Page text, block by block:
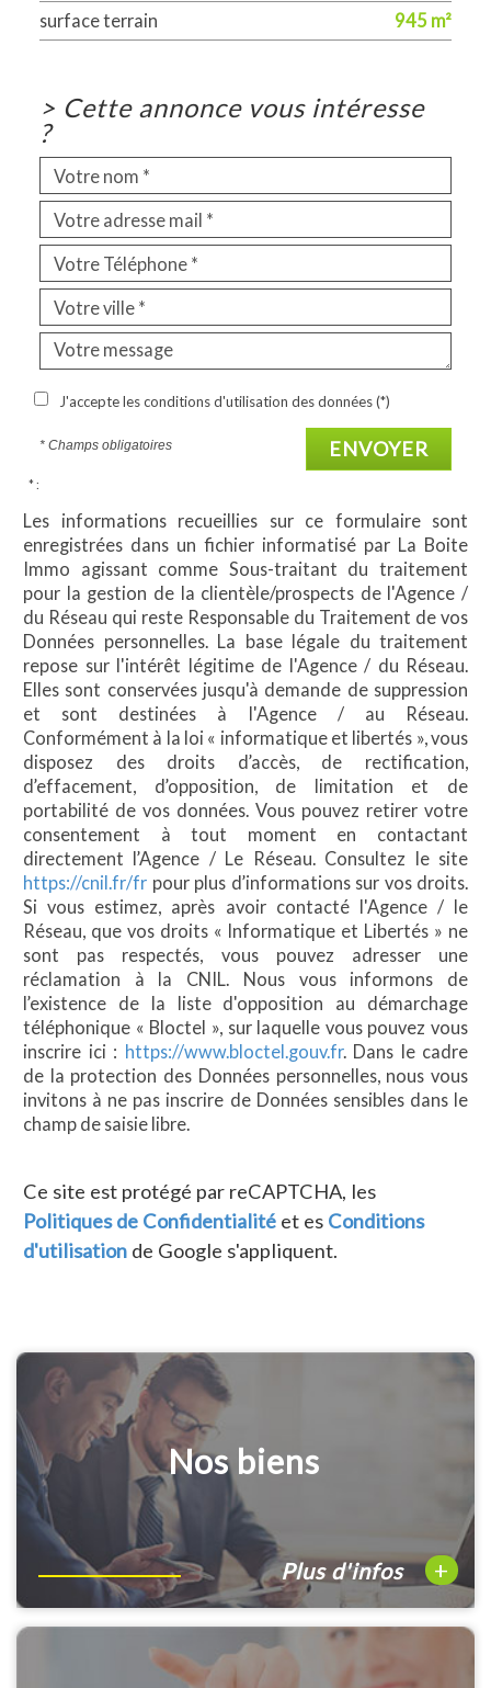
surface terrain 945 m²
> Cette annonce vous intéresse
?
J'accepte les conditions d'utilisation des données (*)
* Champs obligatoires ENVOYER
* :
Les informations recueillies sur ce formulaire sont
enregistrées dans un fichier informatisé par La Boite
Immo agissant comme Sous-traitant du traitement
pour la gestion de la clientèle/prospects de l'Agence /
du Réseau qui reste Responsable du Traitement de vos
Données personnelles. La base légale du traitement
repose sur l'intérêt légitime de l'Agence / du Réseau.
Elles sont conservées jusqu'à demande de suppression
et sont destinées à l'Agence / au Réseau.
Conformément à la loi « informatique et libertés », vous
disposez des droits d’accès, de rectification,
d’effacement, d’opposition, de limitation et de
portabilité de vos données. Vous pouvez retirer votre
consentement à tout moment en contactant
directement l’Agence / Le Réseau. Consultez le site
https://cnil.fr/fr pour plus d’informations sur vos droits.
Si vous estimez, après avoir contacté l'Agence / le
Réseau, que vos droits « Informatique et Libertés » ne
sont pas respectés, vous pouvez adresser une
réclamation à la CNIL. Nous vous informons de
l’existence de la liste d'opposition au démarchage
téléphonique « Bloctel », sur laquelle vous pouvez vous
inscrire ici : https://www.bloctel.gouv.fr. Dans le cadre
de la protection des Données personnelles, nous vous
invitons à ne pas inscrire de Données sensibles dans le
champ de saisie libre.
Ce site est protégé par reCAPTCHA, les
Politiques de Confidentialité et es Conditions
d'utilisation de Google s'appliquent.
Nos biens
Plus d'infos +